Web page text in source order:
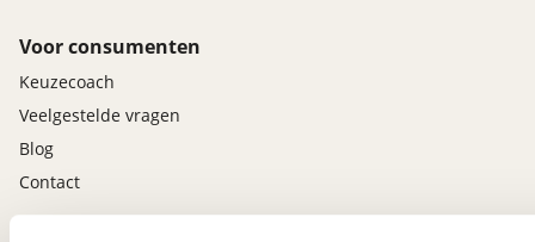
Voor consumenten
Keuzecoach
Veelgestelde vragen
Blog
Contact